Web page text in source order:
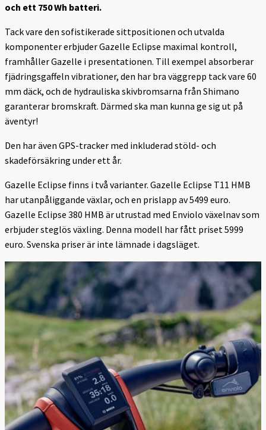
och ett 750 Wh batteri.
Tack vare den sofistikerade sittpositionen och utvalda
komponenter erbjuder Gazelle Eclipse maximal kontroll,
framhåller Gazelle i presentationen. Till exempel absorberar
fjädringsgaffeln vibrationer, den har bra väggrepp tack vare 60
mm däck, och de hydrauliska skivbromsarna från Shimano
garanterar bromskraft. Därmed ska man kunna ge sig ut på
äventyr!
Den har även GPS-tracker med inkluderad stöld- och
skadeförsäkring under ett år.
Gazelle Eclipse finns i två varianter. Gazelle Eclipse T11 HMB
har utanpåliggande växlar, och en prislapp av 5499 euro.
Gazelle Eclipse 380 HMB är utrustad med Enviolo växelnav som
erbjuder steglös växling. Denna modell har fått priset 5999
euro. Svenska priser är inte lämnade i dagsläget.